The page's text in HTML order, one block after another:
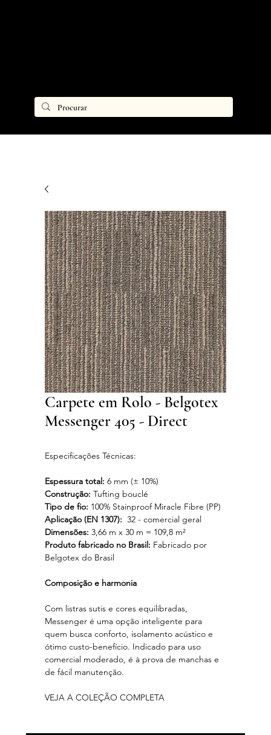
Carpete em Rolo - Belgotex
Messenger 405 - Direct
Especificações Técnicas:
Espessura total: 6 mm (± 10%)
Construção: Tufting bouclé
Tipo de fio: 100% Stainproof Miracle Fibre (PP)
Aplicação (EN 1307): 32 - comercial geral
Dimensões: 3,66 m x 30 m = 109,8 m²
Produto fabricado no Brasil: Fabricado por
Belgotex do Brasil
Composição e harmonia
Com listras sutis e cores equilibradas,
Messenger é uma opção inteligente para
quem busca conforto, isolamento acústico e
ótimo custo-benefício. Indicado para uso
comercial moderado, é à prova de manchas e
de fácil manutenção.
VEJA A COLEÇÃO COMPLETA